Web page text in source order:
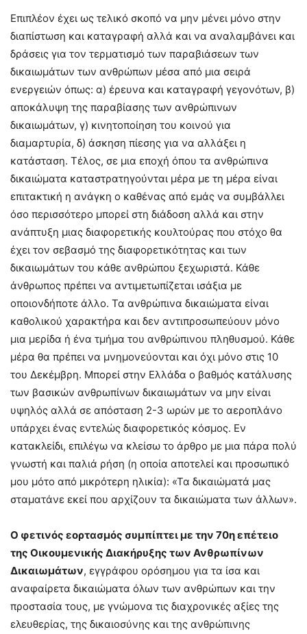
Επιπλέον έχει ως τελικό σκοπό να μην μένει μόνο στην
διαπίστωση και καταγραφή αλλά και να αναλαμβάνει και
δράσεις για τον τερματισμό των παραβιάσεων των
δικαιωμάτων των ανθρώπων μέσα από μια σειρά
ενεργειών όπως: α) έρευνα και καταγραφή γεγονότων, β)
αποκάλυψη της παραβίασης των ανθρώπινων
δικαιωμάτων, γ) κινητοποίηση του κοινού για
διαμαρτυρία, δ) άσκηση πίεσης για να αλλάξει η
κατάσταση. Τέλος, σε μια εποχή όπου τα ανθρώπινα
δικαιώματα καταστρατηγούνται μέρα με τη μέρα είναι
επιτακτική η ανάγκη ο καθένας από εμάς να συμβάλλει
όσο περισσότερο μπορεί στη διάδοση αλλά και στην
ανάπτυξη μιας διαφορετικής κουλτούρας που στόχο θα
έχει τον σεβασμό της διαφορετικότητας και των
δικαιωμάτων του κάθε ανθρώπου ξεχωριστά. Κάθε
άνθρωπος πρέπει να αντιμετωπίζεται ισάξια με
οποιονδήποτε άλλο. Τα ανθρώπινα δικαιώματα είναι
καθολικού χαρακτήρα και δεν αντιπροσωπεύουν μόνο
μια μερίδα ή ένα τμήμα του ανθρώπινου πληθυσμού. Κάθε
μέρα θα πρέπει να μνημονεύονται και όχι μόνο στις 10
του Δεκέμβρη. Μπορεί στην Ελλάδα ο βαθμός κατάλυσης
των βασικών ανθρωπίνων δικαιωμάτων να μην είναι
υψηλός αλλά σε απόσταση 2-3 ωρών με το αεροπλάνο
υπάρχει ένας εντελώς διαφορετικός κόσμος. Εν
κατακλείδι, επιλέγω να κλείσω το άρθρο με μια πάρα πολύ
γνωστή και παλιά ρήση (η οποία αποτελεί και προσωπικό
μου μότο από μικρότερη ηλικία): «Τα δικαιώματά μας
σταματάνε εκεί που αρχίζουν τα δικαιώματα των άλλων».
Ο φετινός εορτασμός συμπίπτει με την 70η επέτειο
της Οικουμενικής Διακήρυξης των Ανθρωπίνων
Δικαιωμάτων, εγγράφου ορόσημου για τα ίσα και
αναφαίρετα δικαιώματα όλων των ανθρώπων και την
προστασία τους, με γνώμονα τις διαχρονικές αξίες της
ελευθερίας, της δικαιοσύνης και της ανθρώπινης